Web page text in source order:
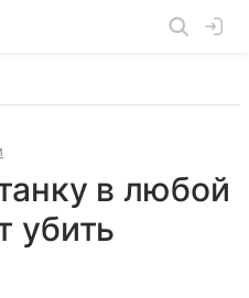
в любой
убить